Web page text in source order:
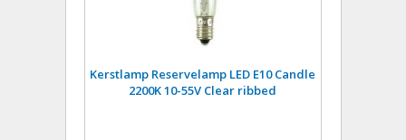
Kerstlamp Reservelamp LED E10 Candle
2200K 10-55V Clear ribbed